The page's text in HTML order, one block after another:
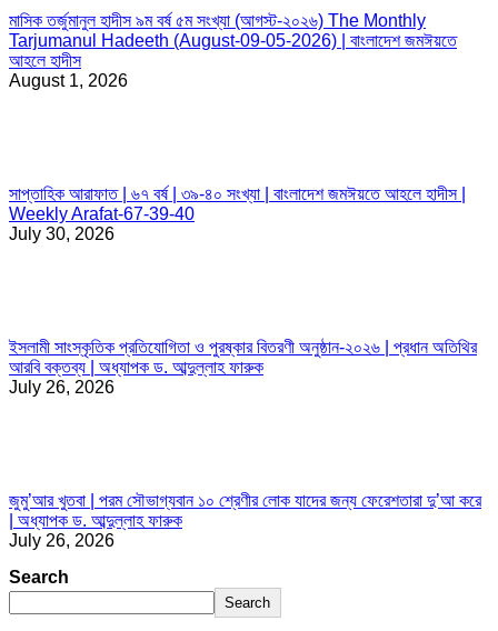
মাসিক তর্জুমানুল হাদীস ৯ম বর্ষ ৫ম সংখ্যা (আগস্ট-২০২৬) The Monthly
Tarjumanul Hadeeth (August-09-05-2026) | বাংলাদেশ জমঈয়তে
আহলে হাদীস
August 1, 2026
সাপ্তাহিক আরাফাত | ৬৭ বর্ষ | ৩৯-৪০ সংখ্যা | বাংলাদেশ জমঈয়তে আহলে হাদীস |
Weekly Arafat-67-39-40
July 30, 2026
ইসলামী সাংস্কৃতিক প্রতিযোগিতা ও পুরষ্কার বিতরণী অনুষ্ঠান-২০২৬ | প্রধান অতিথির
আরবি বক্তব্য | অধ্যাপক ড. আব্দুল্লাহ ফারুক
July 26, 2026
জুমু’আর খুতবা | পরম সৌভাগ্যবান ১০ শ্রেণীর লোক যাদের জন্য ফেরেশতারা দু’আ করে
| অধ্যাপক ড. আব্দুল্লাহ ফারুক
July 26, 2026
Search
Search